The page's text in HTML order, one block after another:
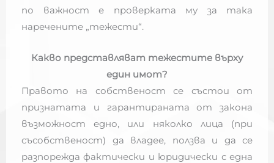
по важност е проверката му за така
наречените „тежести“.
Какво представляват тежестите върху
един имот?
Правото на собственост се състои от
признатата и гарантираната от закона
възможност едно, или няколко лица (при
съсобственост) да владее, ползва и да се
разпорежда фактически и юридически с една